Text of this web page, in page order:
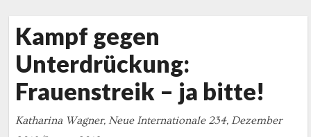
Kampf gegen
Unterdrückung:
Frauenstreik – ja bitte!
Katharina Wagner, Neue Internationale 234, Dezember